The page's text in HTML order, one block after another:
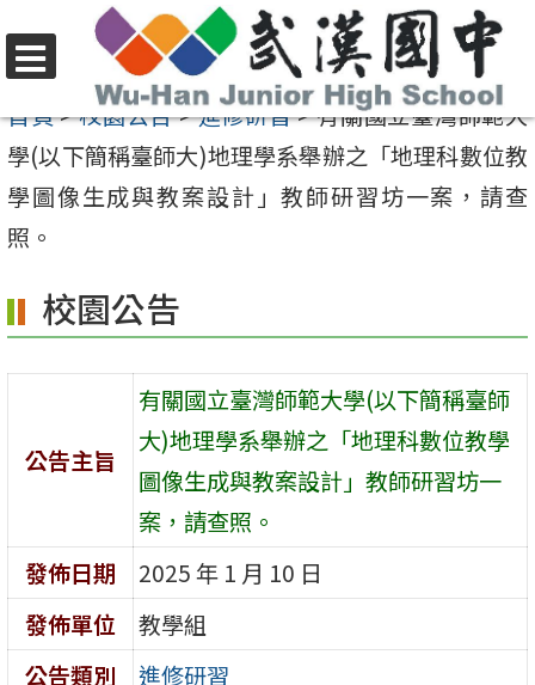
至
要
內
容
選
單
首頁>校園公告>進修研習>有關國立臺灣師範大
學(以下簡稱臺師大)地理學系舉辦之「地理科數位教
學圖像生成與教案設計」教師研習坊一案，請查
照。
校園公告
公告主旨
有關國立臺灣師範大學(以下簡稱臺師
大)地理學系舉辦之「地理科數位教學
圖像生成與教案設計」教師研習坊一
案，請查照。
發佈日期
2025 年 1 月 10 日
發佈單位
教學組
公告類別
進修研習